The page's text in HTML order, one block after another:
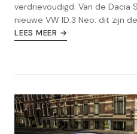
verdrievoudigd. Van de
nieuwe VW ID.3 Neo: dit zijn
moment echt de aandacht
LEES MEER →